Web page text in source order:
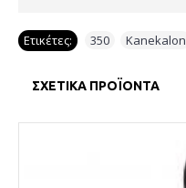
Ετικέτες: 350 Kanekalon
ΣΧΕΤΙΚΆ ΠΡΟΪΌΝΤΑ